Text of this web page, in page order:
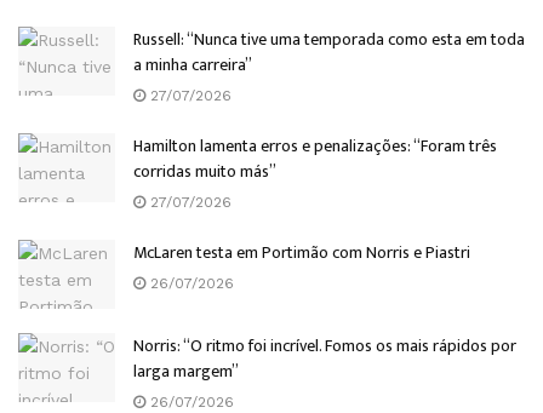
Russell: “Nunca tive uma temporada como esta em toda
a minha carreira”
27/07/2026
Hamilton lamenta erros e penalizações: “Foram três
corridas muito más”
27/07/2026
McLaren testa em Portimão com Norris e Piastri
26/07/2026
Norris: “O ritmo foi incrível. Fomos os mais rápidos por
larga margem”
26/07/2026